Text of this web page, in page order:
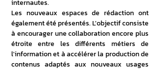
internautes.
Les nouveaux espaces de rédaction ont
également été présentés. L'objectif consiste
à encourager une collaboration encore plus
étroite entre les différents métiers de
l'information et à accélérer la production de
contenus adaptés aux nouveaux usages